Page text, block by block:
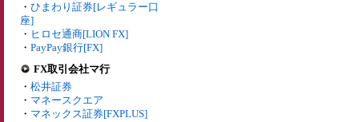
・ ひまわり証券[レギュラー口
座]
・ ヒロセ通商[LION FX]
・ PayPay銀行[FX]
FX取引会社マ行
・ 松井証券
・ マネースクエア
・ マネックス証券[FXPLUS]